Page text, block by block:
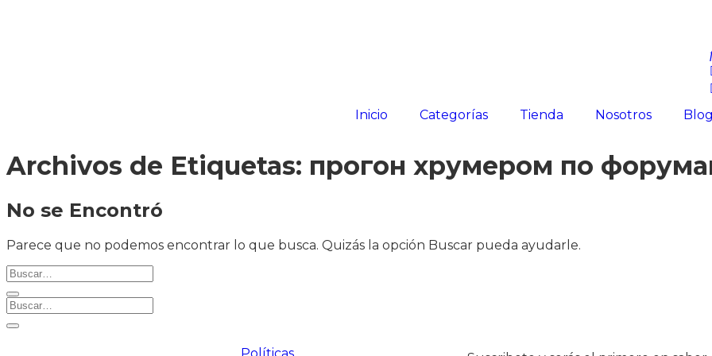
Inicio Categorías Tienda Nosotros
Archivos de Etiquetas: прогон хрумером по
No se Encontró
Parece que no podemos encontrar lo que busca. Quizás la opción Buscar pueda ayudarle.